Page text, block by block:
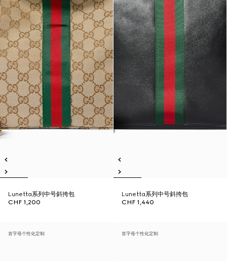
Lunetta系列中号斜挎包
CHF 1,200
Lunetta系列中号斜挎包
CHF 1,440
首字母个性化定制 首字母个性化定制